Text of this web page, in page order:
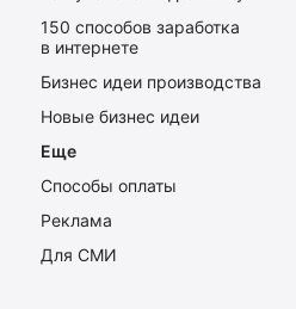
150 способов заработка
в интернете
Бизнес идеи производства
Новые бизнес идеи
Еще
Способы оплаты
Реклама
Для СМИ